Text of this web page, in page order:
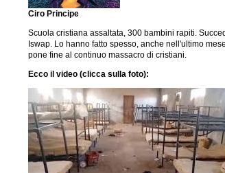
Ciro Principe
Scuola cristiana assaltata, 300 bambini rapiti.
Iswap. Lo hanno fatto spesso, anche nell'ultimo
pone fine al continuo massacro di cristiani.
Ecco il video (clicca sulla foto):